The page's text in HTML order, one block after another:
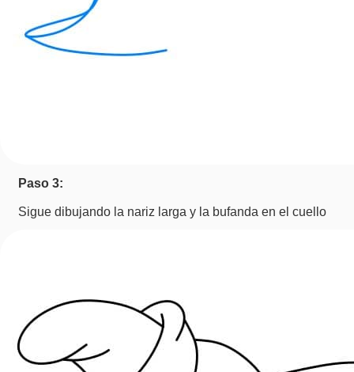
Paso 3:
Sigue dibujando la nariz larga y la bufanda en el cuello